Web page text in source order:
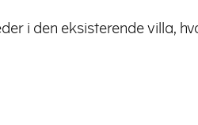
i den eksisterende villa,